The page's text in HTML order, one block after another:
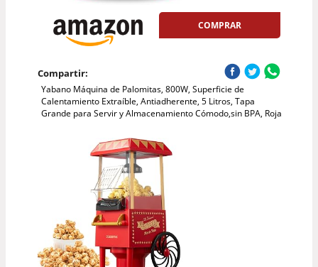
COMPRAR
Compartir:
Yabano Máquina de Palomitas, 800W, Superficie de
Calentamiento Extraíble, Antiadherente, 5 Litros, Tapa
Grande para Servir y Almacenamiento Cómodo,sin BPA, Roja